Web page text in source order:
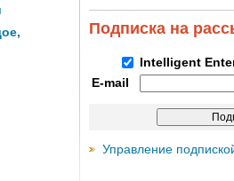
Подписка на
Intelligent
E-mail
Управление